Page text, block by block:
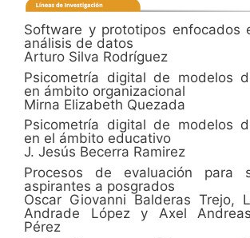
Software y prototipos enfocados
análisis de datos
Arturo Silva Rodríguez
Psicometría digital de modelos
en ámbito organizacional
Mirna Elizabeth Quezada
Psicometría digital de modelos
en el ámbito educativo
J. Jesús Becerra Ramirez
Procesos de evaluación para
aspirantes a posgrados
Oscar Giovanni Balderas Trejo,
Andrade López y Axel
Pérez